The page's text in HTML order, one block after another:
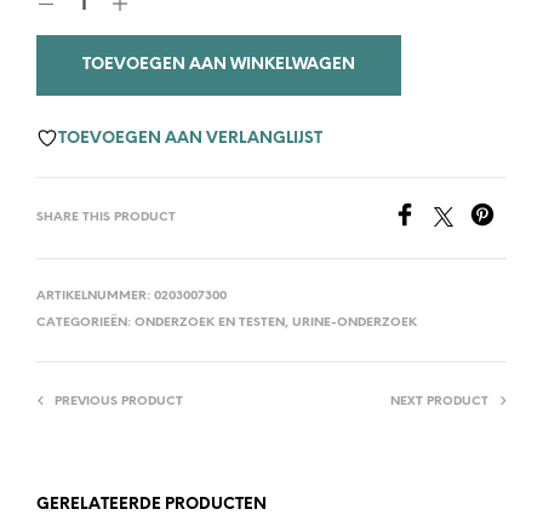
TOEVOEGEN AAN WINKELWAGEN
TOEVOEGEN AAN VERLANGLIJST
SHARE THIS PRODUCT
ARTIKELNUMMER: 0203007300
CATEGORIEËN: ONDERZOEK EN TESTEN, URINE-ONDERZOEK
PREVIOUS PRODUCT NEXT PRODUCT
GERELATEERDE PRODUCTEN